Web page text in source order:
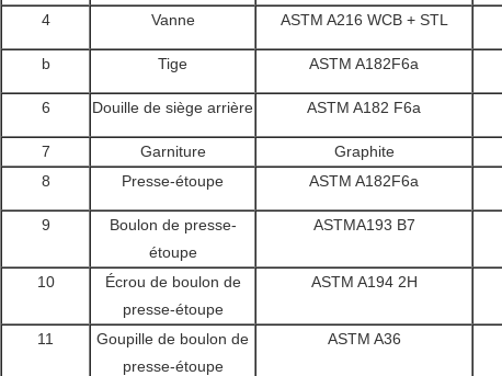
4
Vanne ASTM A216 WCB + STL
b Tige ASTM A182F6a
6 Douille de siège arrière ASTM A182 F6a
7 Garniture Graphite
8
Presse-étoupe ASTM A182F6a
9
Boulon de presse-
étoupe
ASTMA193 B7
10
Écrou de boulon de
presse-étoupe
ASTM A194 2H
11
Goupille de boulon de
presse-étoupe
ASTM A36